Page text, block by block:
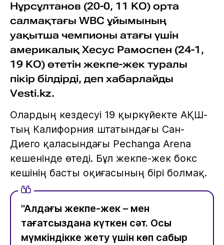
Нұрсұлтанов (20-0, 11 KO) орта
салмақтағы WBC ұйымының
уақытша чемпионы атағы үшін
америкалық Хесус Рамоспен (24-1,
19 KO) өтетін жекпе-жек туралы
пікір білдірді, деп хабарлайды
Vesti.kz.
Олардың кездесуі 19 қыркүйекте АҚШ-
тың Калифорния штатындағы Сан-
Диего қаласындағы Pechanga Arena
кешенінде өтеді. Бұл жекпе-жек бокс
кешінің басты оқиғасының бірі болмақ.
"Алдағы жекпе-жек – мен
тағатсыздана күткен сәт. Осы
мүмкіндікке жету үшін көп сабыр